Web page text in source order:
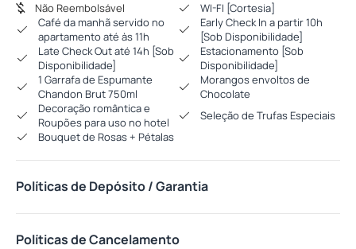
Não Reembolsável
WI-FI [Cortesia]
Café da manhã servido no
apartamento até às 11h
Early Check In a partir 10h
[Sob Disponibilidade]
Late Check Out até 14h [Sob
Disponibilidade]
Estacionamento [Sob
Disponibilidade]
1 Garrafa de Espumante
Chandon Brut 750ml
Morangos envoltos de
Chocolate
Decoração romântica e
Roupões para uso no hotel
Seleção de Trufas Especiais
Bouquet de Rosas + Pétalas
Políticas de Depósito / Garantia
Políticas de Cancelamento